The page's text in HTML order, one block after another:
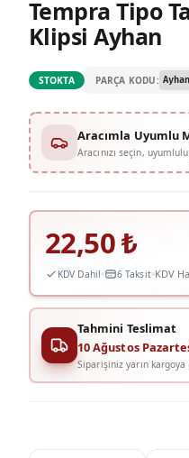
Tempra Tipo
Klipsi Ayhan
STOKTA PARÇA KODU:
Aracımla Uyumlu
Aracınızı seçin,
22,50₺
KDV Dahil 6 Taksit KDV
Tahmini Teslimat
10 Ağustos
Siparişiniz yarın